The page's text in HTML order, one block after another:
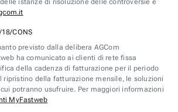
istanze di risoluzione delle controversie è
CONS
previsto dalla delibera AGCom
ha comunicato ai clienti di rete fissa
della cadenza di fatturazione per il periodo
ripristino della fatturazione mensile, le soluzioni
potranno usufruire. Per maggiori informazioni
MyFastweb